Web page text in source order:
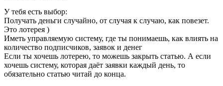
У тебя есть выбор:
Получать деньги случайно, от случая к случаю, как повезет.
Это лотерея )
Иметь управляемую систему, где ты понимаешь, как влиять на
количество подписчиков, заявок и денег
Если ты хочешь лотерею, то можешь закрыть статью. А если
хочешь систему, которая даёт заявки каждый день, то
обязательно статью читай до конца.